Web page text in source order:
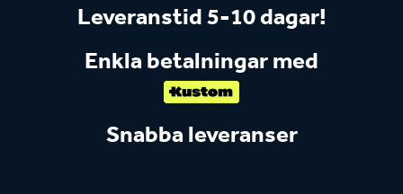
Leveranstid 5-10 dagar!
Enkla betalningar med
Snabba leveranser